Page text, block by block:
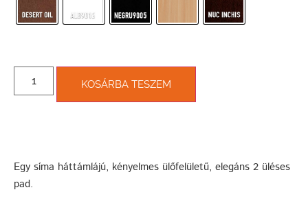
KOSÁRBA TESZEM
Egy síma háttámlájú, kényelmes ülőfelületű, elegáns 2 üléses
pad.